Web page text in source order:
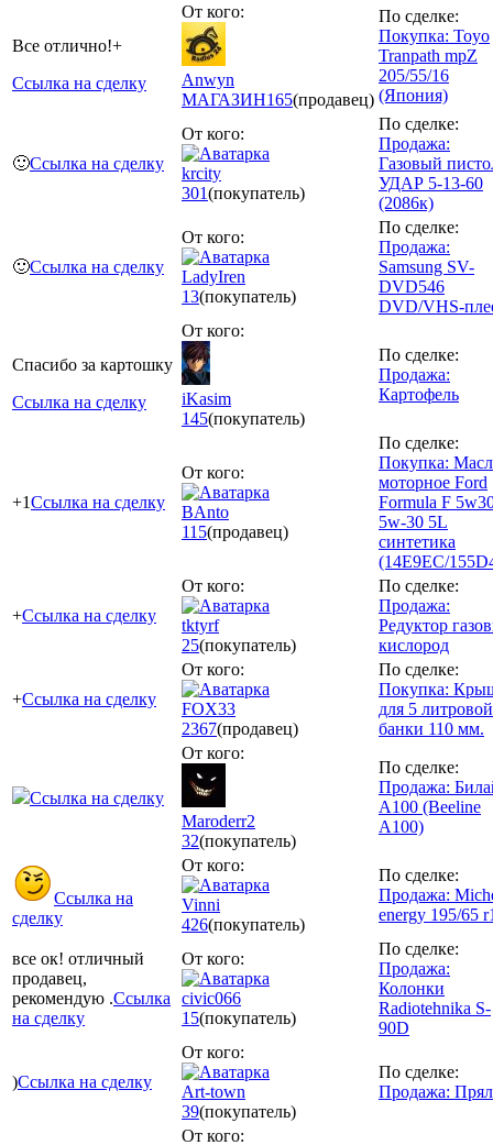
Все отлично!+
Ссылка на сделку
От кого:
Anwyn
МАГАЗИН165(продавец)
По сделке:
Покупка: Toyo
Tranpath mpZ
205/55/16
(Япония)
🙂Ссылка на сделку
От кого:
krcity
301(покупатель)
По сделке:
Продажа:
Газовый
УДАР 5-13-60
(2086к)
🙂Ссылка на сделку
От кого:
LadyIren
13(покупатель)
По сделке:
Продажа:
Samsung SV-
DVD546
DVD/VHS-
Спасибо за картошку
Ссылка на сделку
От кого:
iKasim
145(покупатель)
По сделке:
Продажа:
Картофель
+1Ссылка на сделку
От кого:
BAnto
115(продавец)
По сделке:
Покупка:
моторное Ford
Formula F
5w-30 5L
синтетика
(14E9EC/
+Ссылка на сделку
От кого:
tktyrf
25(покупатель)
По сделке:
Продажа:
Редуктор
кислород
+Ссылка на сделку
От кого:
FOX33
2367(продавец)
По сделке:
Покупка:
для 5 литровой
банки 110 мм.
Ссылка на сделку
От кого:
Maroderr2
32(покупатель)
По сделке:
Продажа:
А100 (Beeline
A100)
Ссылка на
сделку
От кого:
Vinni
426(покупатель)
По сделке:
Продажа:
energy 195/65
все ок! отличный
продавец,
рекомендую .Ссылка
на сделку
От кого:
civic066
15(покупатель)
По сделке:
Продажа:
Колонки
Radiotehnika S-
90D
)Ссылка на сделку
От кого:
Art-town
39(покупатель)
По сделке:
Продажа:
От кого: